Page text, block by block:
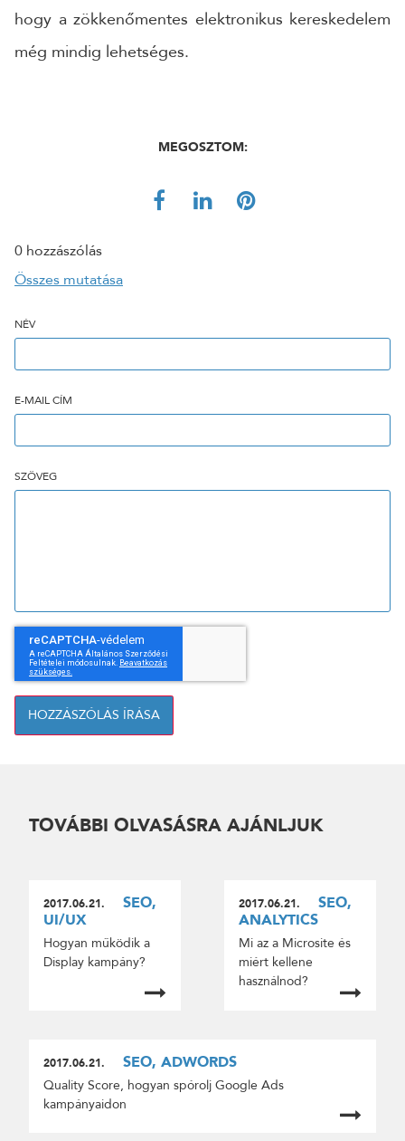
hogy a zökkenőmentes elektronikus kereskedelem
még mindig lehetséges.
MEGOSZTOM:
0 hozzászólás
Összes mutatása
NÉV
E-MAIL CÍM
SZÖVEG
HOZZÁSZÓLÁS ÍRÁSA
TOVÁBBI OLVASÁSRA AJÁNLJUK
2017.06.21.
SEO,
UI/UX
Hogyan működik a
Display kampány?
2017.06.21.
SEO,
ANALYTICS
Mi az a Microsite és
miért kellene
használnod?
2017.06.21. SEO, ADWORDS
Quality Score, hogyan spórolj Google Ads
kampányaidon